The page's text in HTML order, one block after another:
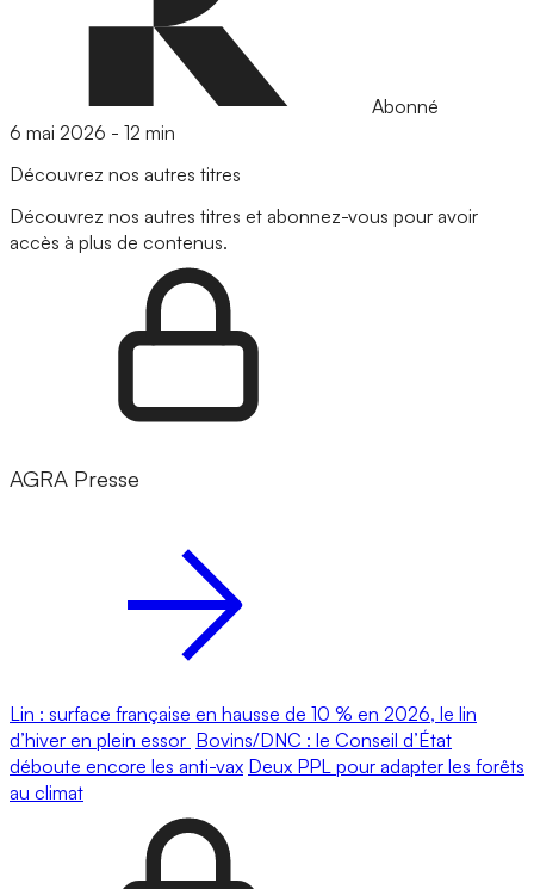
Abonné
6 mai 2026 - 12 min
Découvrez nos autres titres
Découvrez nos autres titres et abonnez-vous pour avoir
accès à plus de contenus.
AGRA Presse
Lin : surface française en hausse de 10 % en 2026, le lin
d’hiver en plein essor Bovins/DNC : le Conseil d’État
déboute encore les anti-vax Deux PPL pour adapter les forêts
au climat